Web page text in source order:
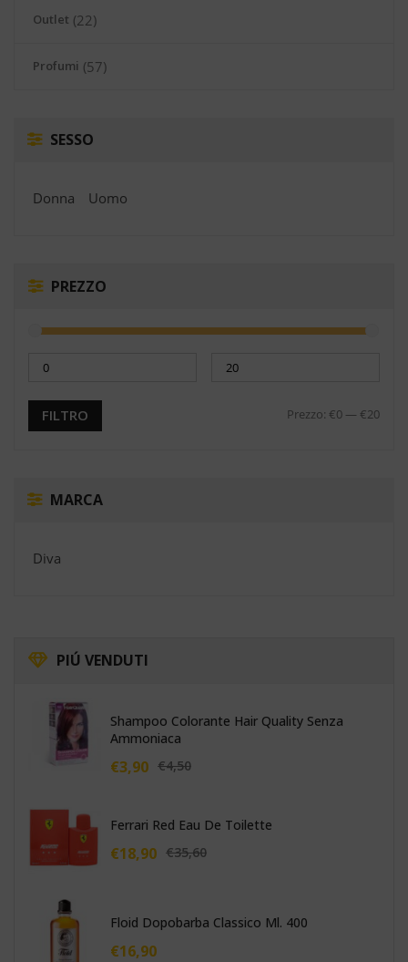
Outlet (22)
Profumi (57)
SESSO
Donna Uomo
PREZZO
FILTRO Prezzo: €0 — €20
MARCA
Diva
PIÚ VENDUTI
Shampoo Colorante Hair Quality Senza
Ammoniaca
€4,50
€3,90
Ferrari Red Eau De Toilette
€35,60
€18,90
Floid Dopobarba Classico Ml. 400
€16,90